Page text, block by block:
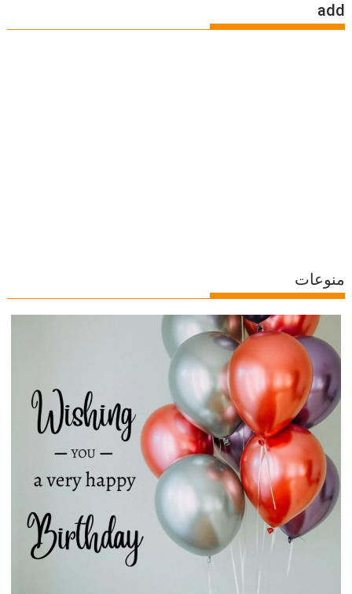
add
منوعات